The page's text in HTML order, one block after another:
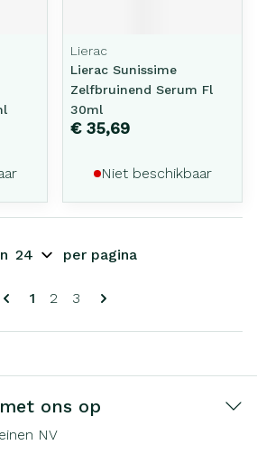
Lierac
Lierac Sunissime
Zelfbruinend Serum Fl
30ml
€ 35,69
Niet beschikbaar
Pagina's
U lees momenteel pagina
1 Pagina
2 Pagina
3
per pagina
ons op
NV